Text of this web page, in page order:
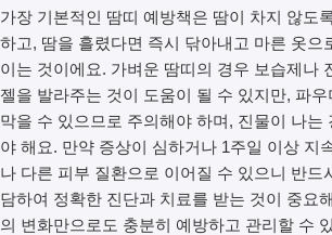
가장 기본적인 땀띠 예방책은 땀이 차지 않도
하고, 땀을 흘렸다면 즉시 닦아내고 마른 옷으
이는 것이에요. 가벼운 땀띠의 경우 보습제나
젤을 발라주는 것이 도움이 될 수 있지만, 파
막을 수 있으므로 주의해야 하며, 진물이 나는
야 해요. 만약 증상이 심하거나 1주일 이상 지
나 다른 피부 질환으로 이어질 수 있으니 반드
담하여 정확한 진단과 치료를 받는 것이 중요
의 변화만으로도 충분히 예방하고 관리할 수